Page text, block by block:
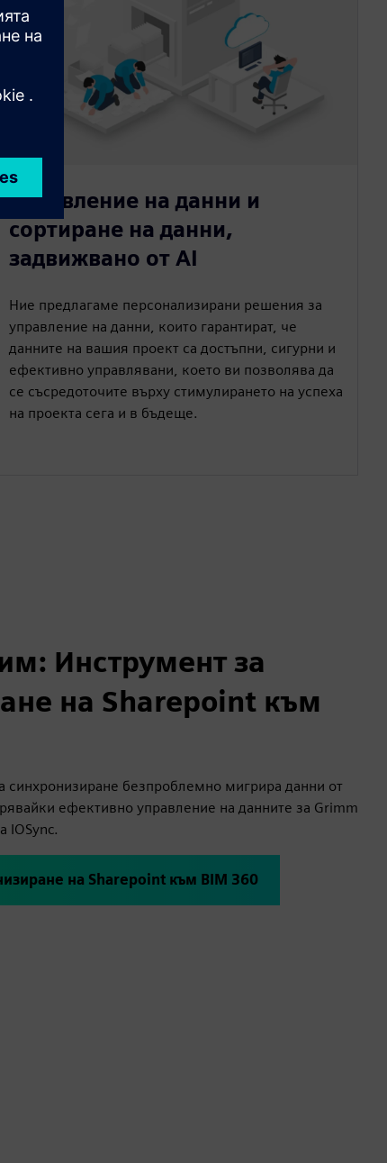
Управление на данни и
сортиране на данни,
задвижвано от AI
Ние предлагаме персонализирани решения за
управление на данни, които гарантират, че
данните на вашия проект са достъпни, сигурни и
ефективно управлявани, което ви позволява да
се съсредоточите върху стимулирането на успеха
на проекта сега и в бъдеще.
Инструмент за
на Sharepoint към
синхронизиране безпроблемно мигрира данни от
ефективно управление на данните за Grimm
IOSync.
на Sharepoint към BIM 360